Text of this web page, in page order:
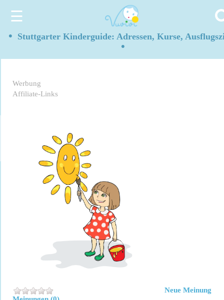
☰
• Stuttgarter Kinderguide: Adressen, Kurse,
•
Werbung
Affiliate-Links
Neue Meinung